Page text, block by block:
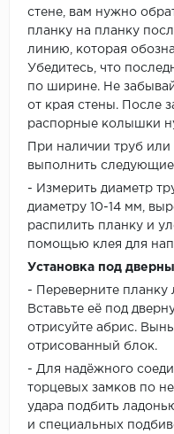
стене, вам нужно
планку на планку
линию, которая
Убедитесь, что
по ширине. Не
от края стены. После
распорные колышки
При наличии труб
выполнить следующие
- Измерить диаметр
диаметру 10-14 мм,
распилить планку и
помощью клея для
Установка под
- Переверните планку
Вставьте её под
отрисуйте абрис.
отрисованный блок.
- Для надёжного
торцевых замков по
удара подбить
и специальных